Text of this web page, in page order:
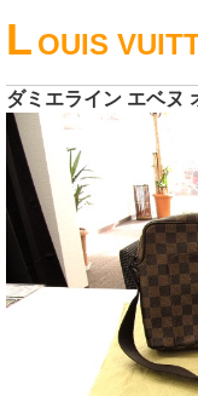
L OUIS
ダミエライン エベヌ